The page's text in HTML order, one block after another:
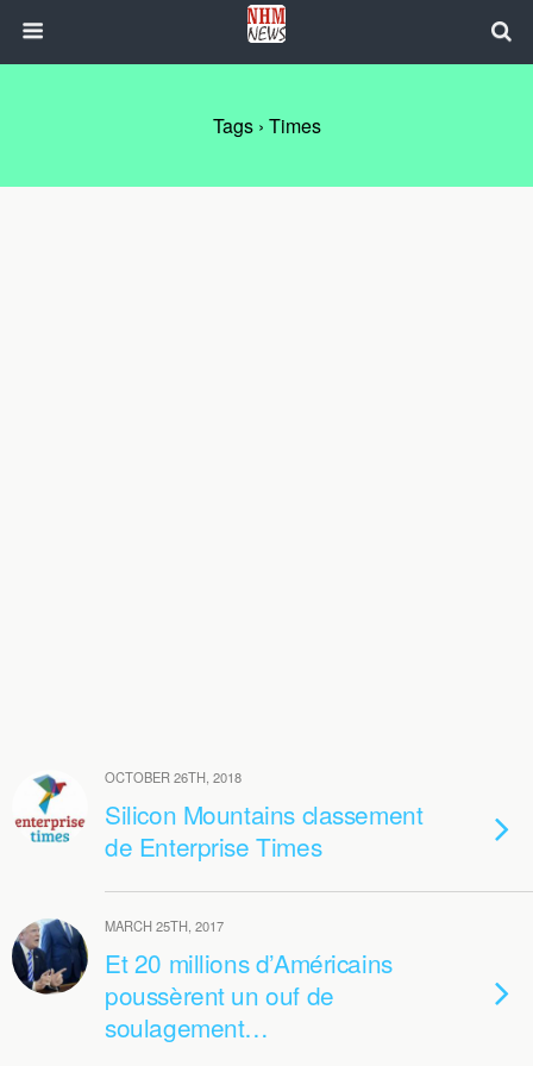
Tags › Times
OCTOBER 26TH, 2018
Silicon Mountains classement
de Enterprise Times
MARCH 25TH, 2017
Et 20 millions d’Américains
poussèrent un ouf de
soulagement…